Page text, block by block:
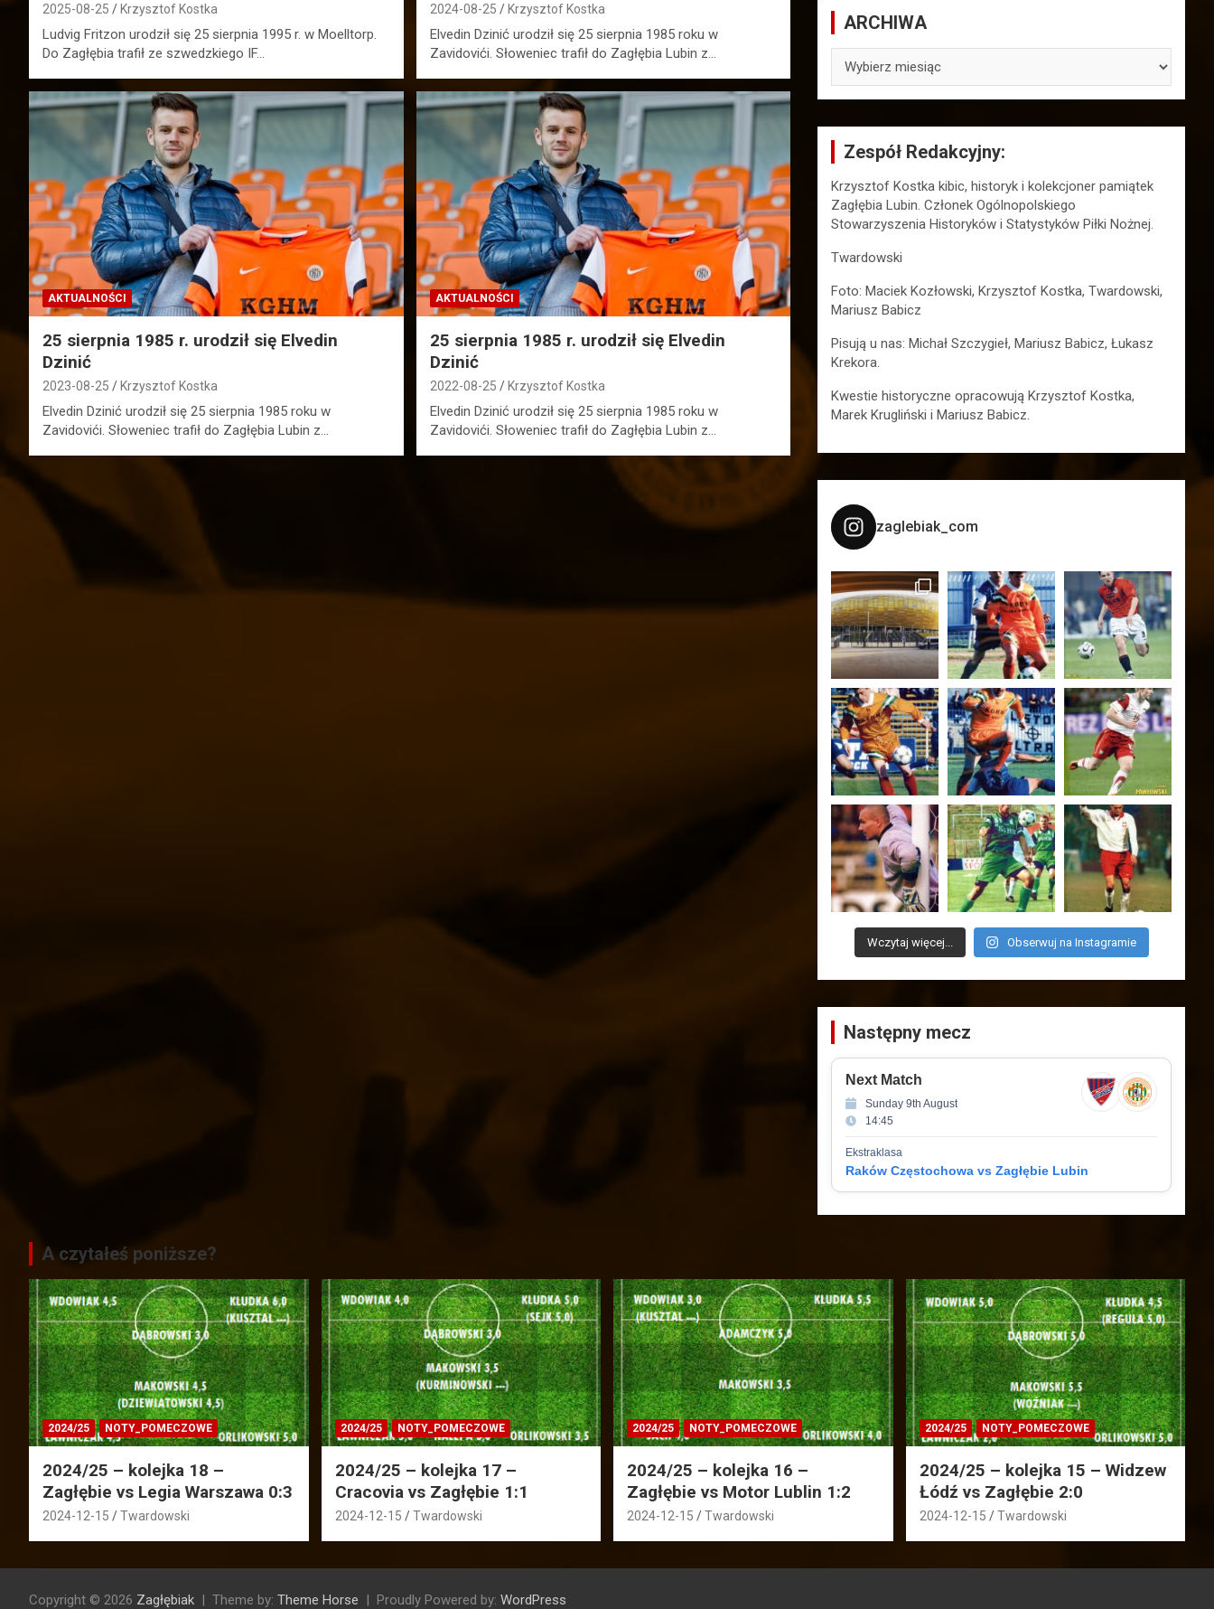
2025-08-25 Krzysztof Kostka
Ludvig Fritzon urodził się 25 sierpnia 1995 r. w Moelltorp.
Do Zagłębia trafił ze szwedzkiego IF…
2024-08-25 Krzysztof Kostka
Elvedin Dzinić urodził się 25 sierpnia 1985 roku w
Zavidovići. Słoweniec trafił do Zagłębia Lubin z…
AKTUALNOŚCI
25 sierpnia 1985 r. urodził się Elvedin
Dzinić
2023-08-25 Krzysztof Kostka
Elvedin Dzinić urodził się 25 sierpnia 1985 roku w
Zavidovići. Słoweniec trafił do Zagłębia Lubin z…
AKTUALNOŚCI
25 sierpnia 1985 r. urodził się Elvedin
Dzinić
2022-08-25 Krzysztof Kostka
Elvedin Dzinić urodził się 25 sierpnia 1985 roku w
Zavidovići. Słoweniec trafił do Zagłębia Lubin z…
ARCHIWA
Zespół Redakcyjny:
Krzysztof Kostka kibic, historyk i kolekcjoner pamiątek
Zagłębia Lubin. Członek Ogólnopolskiego
Stowarzyszenia Historyków i Statystyków Piłki Nożnej.
Twardowski
Foto: Maciek Kozłowski, Krzysztof Kostka, Twardowski,
Mariusz Babicz
Pisują u nas: Michał Szczygieł, Mariusz Babicz, Łukasz
Krekora.
Kwestie historyczne opracowują Krzysztof Kostka,
Marek Krugliński i Mariusz Babicz.
zaglebiak_com
Wczytaj więcej... Obserwuj na Instagramie
Następny mecz
Next Match
Sunday 9th August
14:45
Ekstraklasa
Raków Częstochowa vs Zagłębie Lubin
A czytałeś poniższe?
2024/25 NOTY_POMECZOWE
2024/25 – kolejka 18 –
Zagłębie vs Legia Warszawa 0:3
2024-12-15 Twardowski
2024/25 NOTY_POMECZOWE
2024/25 – kolejka 17 –
Cracovia vs Zagłębie 1:1
2024-12-15 Twardowski
2024/25 NOTY_POMECZOWE
2024/25 – kolejka 16 –
Zagłębie vs Motor Lublin 1:2
2024-12-15 Twardowski
2024/25 NOTY_POMECZOWE
2024/25 – kolejka 15 – Widzew
Łódź vs Zagłębie 2:0
2024-12-15 Twardowski
Copyright © 2026 Zagłębiak Theme by: Theme Horse Proudly Powered by: WordPress